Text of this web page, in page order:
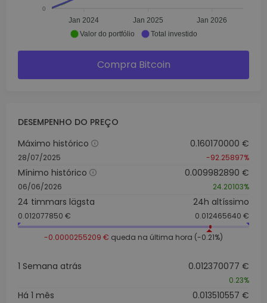
0
Jan 2024 Jan 2025 Jan 2026
Valor do portfólio Total investido
Compra Bitcoin
DESEMPENHO DO PREÇO
Máximo histórico
28/07/2025
0.160170000 €
-92.25897%
Mínimo histórico
06/06/2026
0.009982890 €
24.20103%
24 timmars lägsta
0.012077850 €
24h altíssimo
0.012465640 €
-0.0000255209 € queda na última hora (-0.21%)
1 Semana atrás 0.012370077 €
0.23%
Há 1 mês 0.013510557 €